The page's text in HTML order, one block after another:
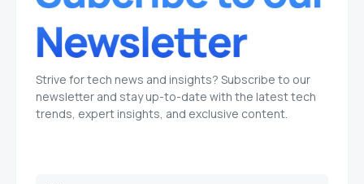
Strive for tech news and insights? Subscribe to our
newsletter and stay up-to-date with the latest tech
trends, expert insights, and exclusive content.